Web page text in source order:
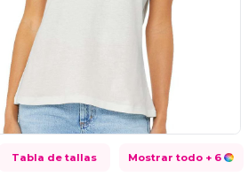
Tabla de tallas Mostrar todo + 6